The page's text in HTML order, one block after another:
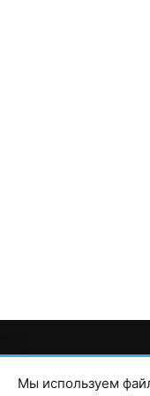
Республика
Мы используем